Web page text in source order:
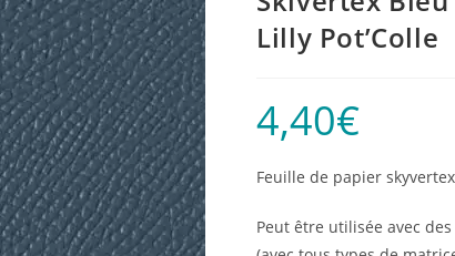
Lilly Pot’Colle
4,40€
Feuille de papier
Peut être utilisée avec